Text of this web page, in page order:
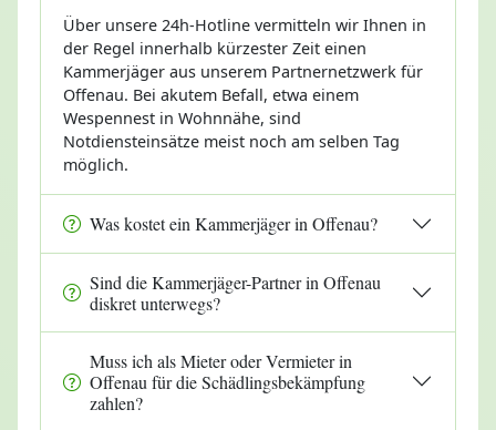
Über unsere 24h-Hotline vermitteln wir Ihnen in
der Regel innerhalb kürzester Zeit einen
Kammerjäger aus unserem Partnernetzwerk für
Offenau. Bei akutem Befall, etwa einem
Wespennest in Wohnnähe, sind
Notdiensteinsätze meist noch am selben Tag
möglich.
Was kostet ein Kammerjäger in Offenau?
Sind die Kammerjäger-Partner in Offenau
diskret unterwegs?
Muss ich als Mieter oder Vermieter in
Offenau für die Schädlingsbekämpfung
zahlen?